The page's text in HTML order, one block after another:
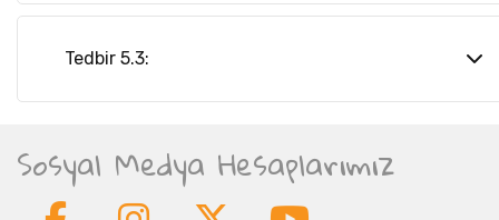
için Teknik Yardım Projesi
Tedbir 5.3:
Desteklenmesi & Bilgilendirme ve Tanıtım
Teknik Yardım Projesi
Sosyal Medya Hesaplarımız